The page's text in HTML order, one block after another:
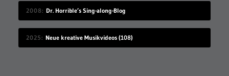
2008 Dr. Horrible’s Sing-along-Blog
2025 Neue kreative Musikvideos (108)